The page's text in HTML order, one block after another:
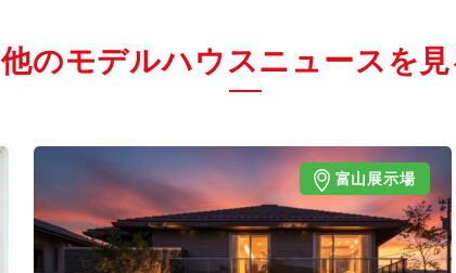
他のモデルハウスニュースを見
富山展示場